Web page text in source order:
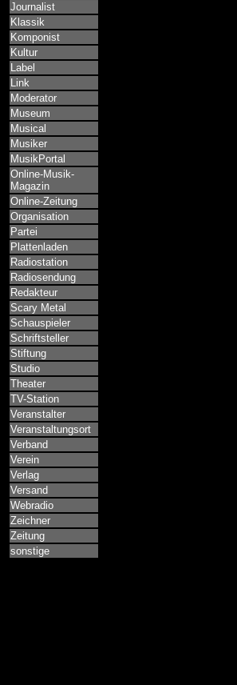
Journalist
Klassik
Komponist
Kultur
Label
Link
Moderator
Museum
Musical
Musiker
MusikPortal
Online-Musik-
Magazin
Online-Zeitung
Organisation
Partei
Plattenladen
Radiostation
Radiosendung
Redakteur
Scary Metal
Schauspieler
Schriftsteller
Stiftung
Studio
Theater
TV-Station
Veranstalter
Veranstaltungsort
Verband
Verein
Verlag
Versand
Webradio
Zeichner
Zeitung
sonstige